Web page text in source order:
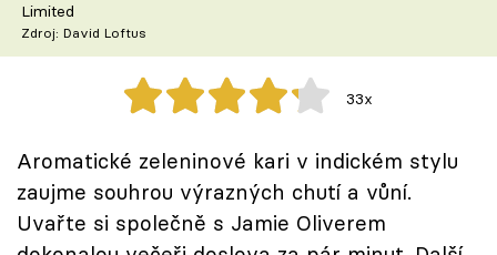
Recepty z TV
Speciál: Cuketa
Sledujte prima+
Limited
Zdroj: David Loftus
33x
Aromatické zeleninové kari v indickém stylu
zaujme souhrou výrazných chutí a vůní.
Uvařte si společně s Jamie Oliverem